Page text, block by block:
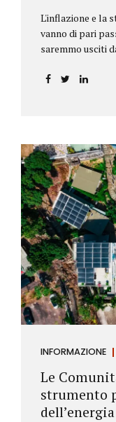
L'inflazione e la
vanno di pari
saremmo usciti
INFORMAZIONE
Le
strumento
dell’energia